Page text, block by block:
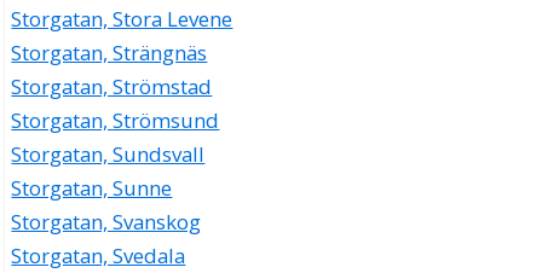
Storgatan, Stora Levene
Storgatan, Strängnäs
Storgatan, Strömstad
Storgatan, Strömsund
Storgatan, Sundsvall
Storgatan, Sunne
Storgatan, Svanskog
Storgatan, Svedala